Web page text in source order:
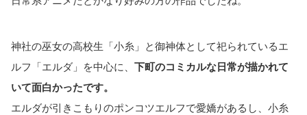
神社の巫女の高校生「小糸」と御神体として祀られているエ
ルフ「エルダ」を中心に、 下町のコミカルな日常が描かれて
いて面白かったです。
エルダが引きこもりのポンコツエルフで愛嬌があるし、小糸